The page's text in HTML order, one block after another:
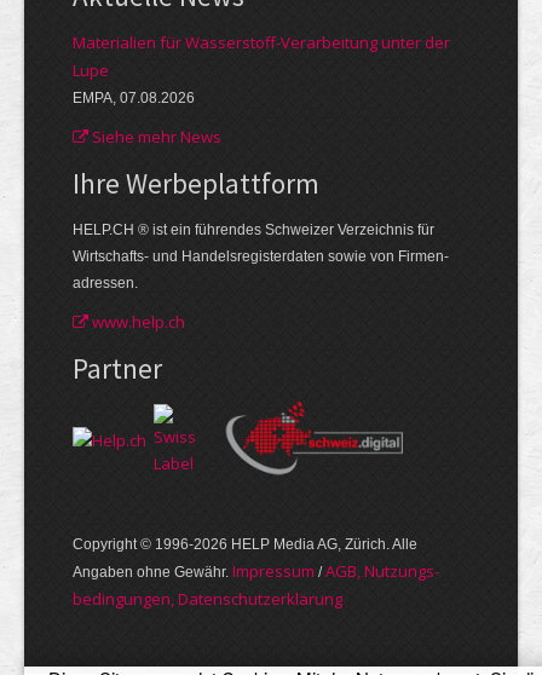
Materialien für Wasserstoff-Verarbeitung unter der
Lupe
EMPA, 07.08.2026
Siehe mehr News
Ihre Werbe­plattform
HELP.CH ® ist ein führendes Schweizer Verzeichnis für
Wirtschafts- und Handelsregisterdaten sowie von Firmen­
adressen.
www.help.ch
Partner
Copyright © 1996-2026 HELP Media AG, Zürich. Alle
Angaben ohne Gewähr. Im­pres­sum /AGB, Nut­zungs­
bedin­gungen, Daten­schutz­er­klärung